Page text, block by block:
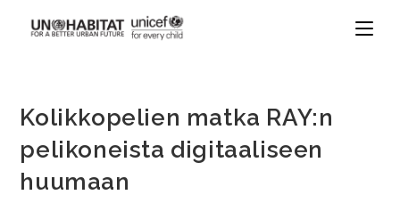
Kolikkopelien matka RAY:n
pelikoneista digitaaliseen
huumaan